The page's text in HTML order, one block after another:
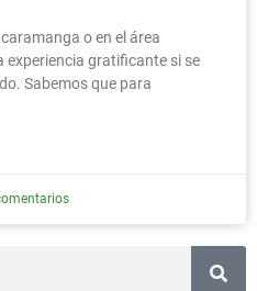
o en el área
experiencia gratificante si se
Sabemos que para